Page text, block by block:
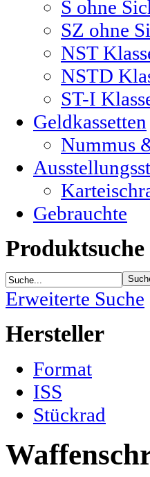
S ohne
SZ ohne
NST
NSTD
ST-I
Geldkassetten
Nummus
Gebrauchte
Produktsuche
Erweiterte Suche
Hersteller
Format
ISS
Stückrad